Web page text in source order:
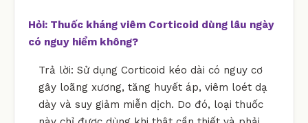
Hỏi: Thuốc kháng viêm Corticoid dùng lâu ngày
có nguy hiểm không?
Trả lời: Sử dụng Corticoid kéo dài có nguy cơ
gây loãng xương, tăng huyết áp, viêm loét dạ
dày và suy giảm miễn dịch. Do đó, loại thuốc